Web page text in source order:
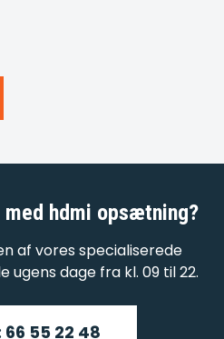
hdmi opsætning?
af vores specialiserede
ugens dage fra kl. 09 til 22.
66 55 22 48